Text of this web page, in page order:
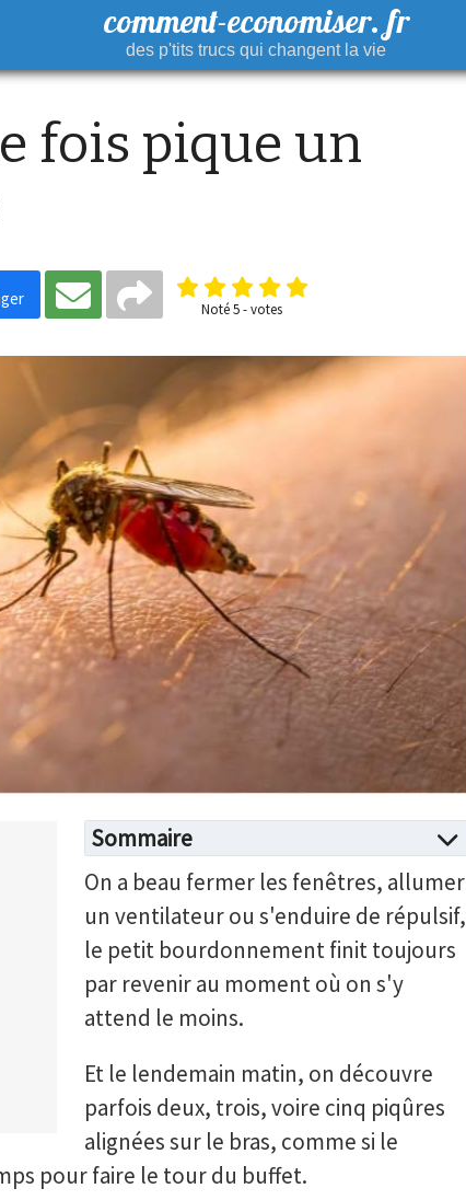
comment-economiser. fr
des p'tits trucs qui changent la vie
fois pique un
Noté5-votes
Sommaire
On a beau fermer les fenêtres, allumer
un ventilateur ou s'enduire de répulsif,
le petit bourdonnement finit toujours
par revenir au moment où on s'y
attend le moins.
Et le lendemain matin, on découvre
parfois deux, trois, voire cinq piqûres
alignées sur le bras, comme si le
pour faire le tour du buffet.